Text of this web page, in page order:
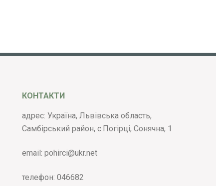
КОНТАКТИ
адрес: Україна, Львівська область,
Самбірський район, с.Погірці, Сонячна, 1
email: pohirci@ukr.net
телефон: 046682